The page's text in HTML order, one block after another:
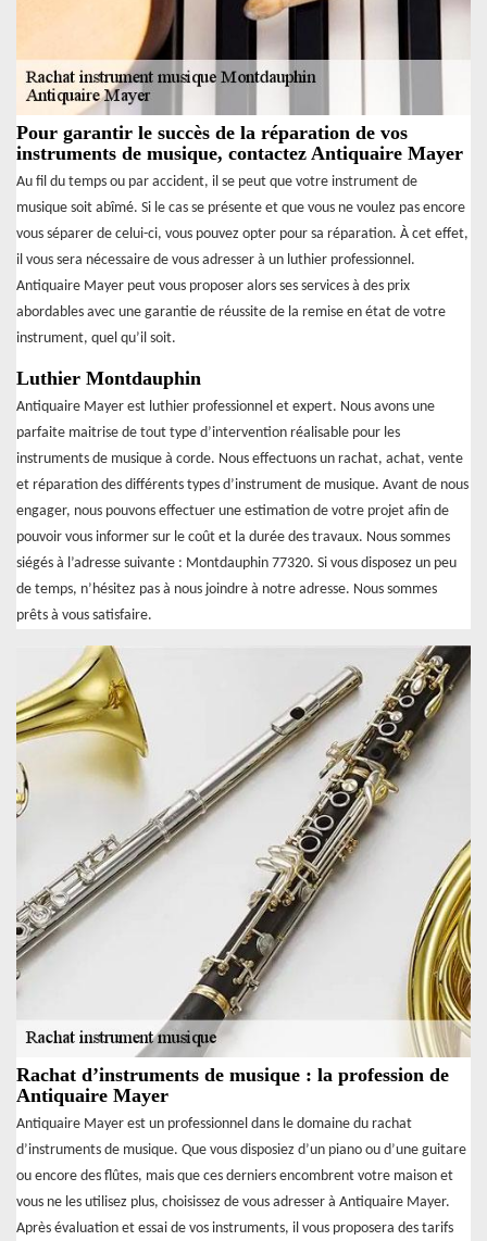
Pour garantir le succès de la réparation de vos
instruments de musique, contactez Antiquaire Mayer
Au fil du temps ou par accident, il se peut que votre instrument de
musique soit abîmé. Si le cas se présente et que vous ne voulez pas encore
vous séparer de celui-ci, vous pouvez opter pour sa réparation. À cet effet,
il vous sera nécessaire de vous adresser à un luthier professionnel.
Antiquaire Mayer peut vous proposer alors ses services à des prix
abordables avec une garantie de réussite de la remise en état de votre
instrument, quel qu’il soit.
Luthier Montdauphin
Antiquaire Mayer est luthier professionnel et expert. Nous avons une
parfaite maitrise de tout type d’intervention réalisable pour les
instruments de musique à corde. Nous effectuons un rachat, achat, vente
et réparation des différents types d’instrument de musique. Avant de nous
engager, nous pouvons effectuer une estimation de votre projet afin de
pouvoir vous informer sur le coût et la durée des travaux. Nous sommes
siégés à l’adresse suivante : Montdauphin 77320. Si vous disposez un peu
de temps, n’hésitez pas à nous joindre à notre adresse. Nous sommes
prêts à vous satisfaire.
Rachat d’instruments de musique : la profession de
Antiquaire Mayer
Antiquaire Mayer est un professionnel dans le domaine du rachat
d’instruments de musique. Que vous disposiez d’un piano ou d’une guitare
ou encore des flûtes, mais que ces derniers encombrent votre maison et
vous ne les utilisez plus, choisissez de vous adresser à Antiquaire Mayer.
Après évaluation et essai de vos instruments, il vous proposera des tarifs